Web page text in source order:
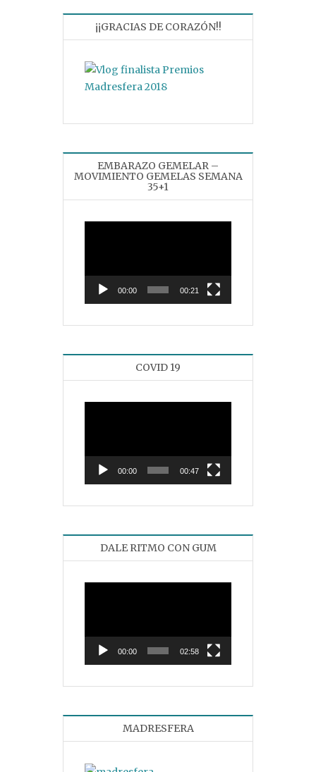
¡¡GRACIAS DE CORAZÓN!!
EMBARAZO GEMELAR –
MOVIMIENTO GEMELAS SEMANA
35+1
00:00 00:21
COVID 19
00:00 00:47
DALE RITMO CON GUM
00:00 02:58
MADRESFERA